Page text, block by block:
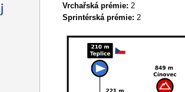
Vrchařská prémie: 2
Sprintérská prémie: 2